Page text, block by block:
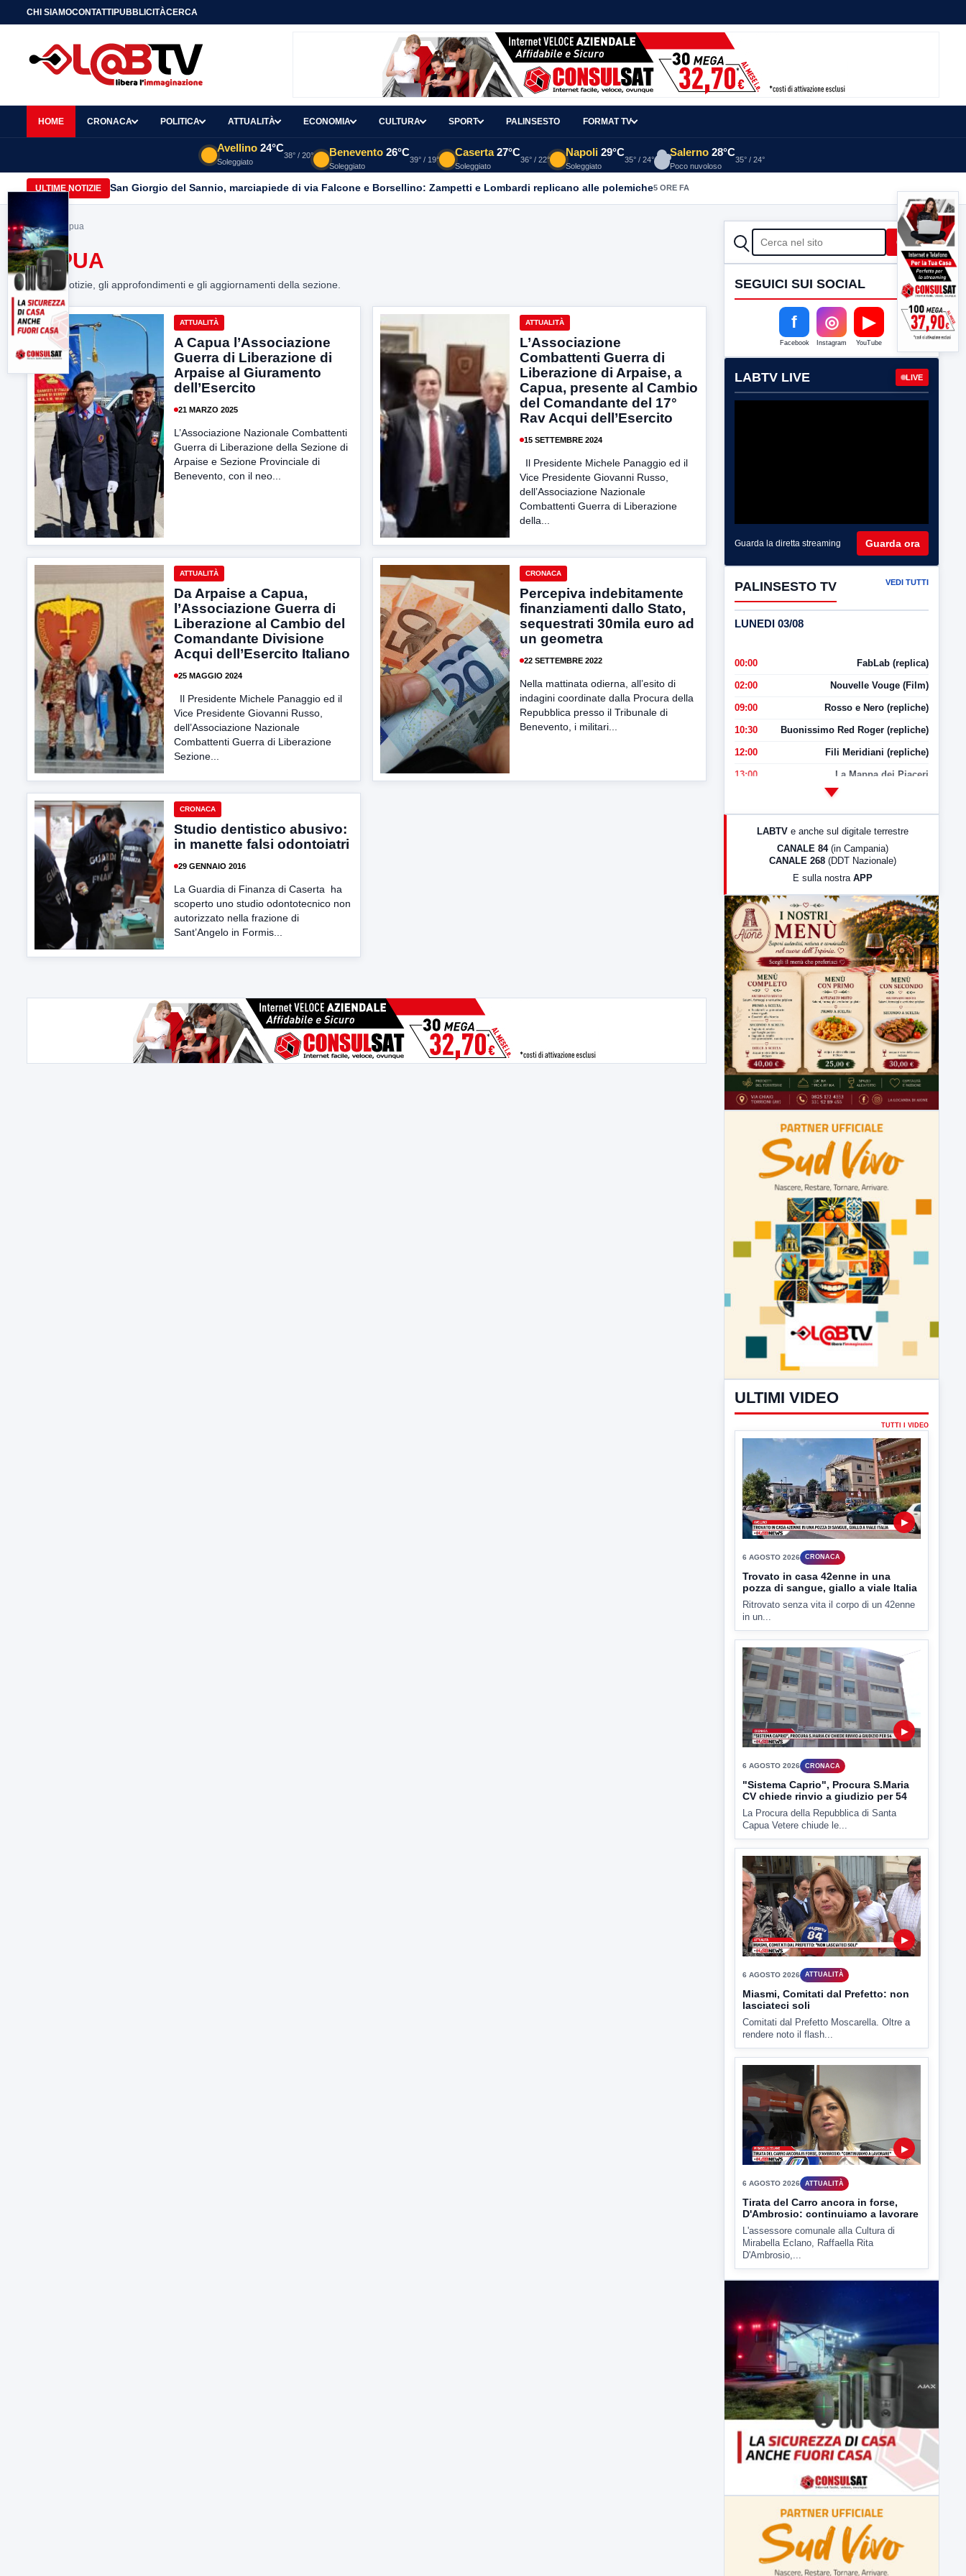
CHI SIAMOCONTATTIPUBBLICITÀCERCA
HOME CRONACA POLITICA ATTUALITÀ ECONOMIA CULTURA SPORT PALINSESTO FORMAT TV
Avellino 24°C
Soleggiato
38° / 20° Benevento 26°C
Soleggiato
39° / 19°
Caserta 27°C
Soleggiato
36° / 22°
Napoli 29°C
Soleggiato
35° / 24°
Salerno 28°C
Poco nuvoloso
35° / 24°
ULTIME NOTIZIE San Giorgio del Sannio, marciapiede di via Falcone e Borsellino: Zampetti e Lombardi replicano alle polemiche5 ORE FA
Home> capua
CAPUA
Tutte le notizie, gli approfondimenti e gli aggiornamenti della sezione.
ATTUALITÀ
A Capua l’Associazione
Guerra di Liberazione di
Arpaise al Giuramento
dell’Esercito
21 MARZO 2025
L’Associazione Nazionale Combattenti
Guerra di Liberazione della Sezione di
Arpaise e Sezione Provinciale di
Benevento, con il neo...
ATTUALITÀ
L’Associazione
Combattenti Guerra di
Liberazione di Arpaise, a
Capua, presente al Cambio
del Comandante del 17°
Rav Acqui dell’Esercito
15 SETTEMBRE 2024
Il Presidente Michele Panaggio ed il
Vice Presidente Giovanni Russo,
dell’Associazione Nazionale
Combattenti Guerra di Liberazione
della...
ATTUALITÀ
Da Arpaise a Capua,
l’Associazione Guerra di
Liberazione al Cambio del
Comandante Divisione
Acqui dell’Esercito Italiano
25 MAGGIO 2024
Il Presidente Michele Panaggio ed il
Vice Presidente Giovanni Russo,
dell’Associazione Nazionale
Combattenti Guerra di Liberazione
Sezione...
CRONACA
Percepiva indebitamente
finanziamenti dallo Stato,
sequestrati 30mila euro ad
un geometra
22 SETTEMBRE 2022
Nella mattinata odierna, all’esito di
indagini coordinate dalla Procura della
Repubblica presso il Tribunale di
Benevento, i militari...
CRONACA
Studio dentistico abusivo:
in manette falsi odontoiatri
29 GENNAIO 2016
La Guardia di Finanza di Caserta ha
scoperto uno studio odontotecnico non
autorizzato nella frazione di
Sant’Angelo in Formis...
CERCA Cerca
SEGUICI SUI SOCIAL
f
Facebook
◎
Instagram
▶
YouTube
LABTV LIVE LIVE
Guarda la diretta streaming Guarda ora
PALINSESTO TV VEDI TUTTI
LUNEDI 03/08
00:00 FabLab (replica)
02:00 Nouvelle Vouge (Film)
09:00 Rosso e Nero (repliche)
10:30 Buonissimo Red Roger (repliche)
12:00 Fili Meridiani (repliche)
13:00 La Mappa dei Piaceri
LabNews (Diretta)
23:00 LabNews (replica)
LABTV e anche sul digitale terrestre
CANALE 84 (in Campania)
CANALE 268 (DDT Nazionale)
E sulla nostra APP
ULTIMI VIDEO
TUTTI I VIDEO
6 AGOSTO 2026 CRONACA
Trovato in casa 42enne in una
pozza di sangue, giallo a viale Italia
Ritrovato senza vita il corpo di un 42enne
in un...
6 AGOSTO 2026 CRONACA
"Sistema Caprio", Procura S.Maria
CV chiede rinvio a giudizio per 54
La Procura della Repubblica di Santa
Capua Vetere chiude le...
6 AGOSTO 2026 ATTUALITÀ
Miasmi, Comitati dal Prefetto: non
lasciateci soli
Comitati dal Prefetto Moscarella. Oltre a
rendere noto il flash...
6 AGOSTO 2026 ATTUALITÀ
Tirata del Carro ancora in forse,
D'Ambrosio: continuiamo a lavorare
L'assessore comunale alla Cultura di
Mirabella Eclano, Raffaella Rita
D'Ambrosio,...